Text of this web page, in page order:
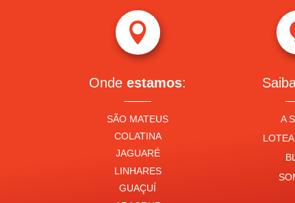

Ondeestamos:
SÃO MATEUS
COLATINA
JAGUARÉ
LINHARES
GUAÇUÍ
A